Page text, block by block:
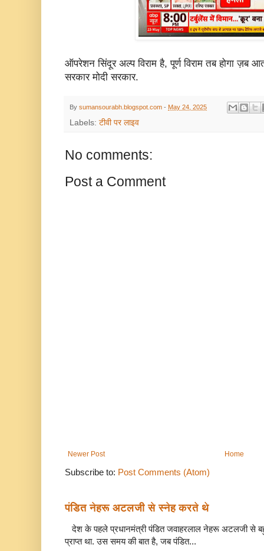
ऑपरेशन सिंदूर अल्प विराम है, पूर्ण विराम तब होगा ज़ब
सरकार मोदी सरकार.
By sumansourabh.blogspot.com - May 24, 2025
Labels: टीवी पर लाइव
No comments:
Post a Comment
Newer Post Home
Subscribe to: Post Comments (Atom)
पंडित नेहरू अटलजी से स्नेह करते थे
देश के पहले प्रधानमंत्री पंडित जवाहरलाल नेहरू अटलजी से
प्राप्त था. उस समय की बात है, जब पंडित...